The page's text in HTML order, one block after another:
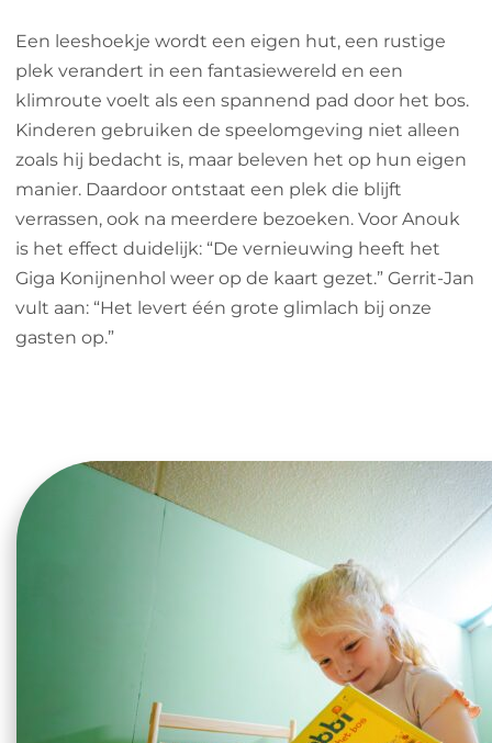
Een leeshoekje wordt een eigen hut, een rustige
plek verandert in een fantasiewereld en een
klimroute voelt als een spannend pad door het bos.
Kinderen gebruiken de speelomgeving niet alleen
zoals hij bedacht is, maar beleven het op hun eigen
manier. Daardoor ontstaat een plek die blijft
verrassen, ook na meerdere bezoeken. Voor Anouk
is het effect duidelijk: “De vernieuwing heeft het
Giga Konijnenhol weer op de kaart gezet.” Gerrit-Jan
vult aan: “Het levert één grote glimlach bij onze
gasten op.”